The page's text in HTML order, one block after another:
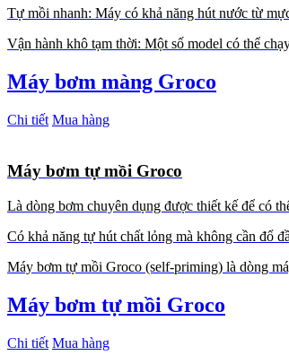
Tự mồi nhanh: Máy có khả năng hút nước từ
Vận hành khô tạm thời: Một số model có thể
Máy bơm màng Groco
Chi tiết Mua hàng
Máy bơm tự mồi Groco
Là dòng bơm chuyên dụng được thiết kế để có
Có khả năng tự hút chất lỏng mà không cần đổ
Máy bơm tự mồi Groco (self-priming) là dòng
Máy bơm tự mồi Groco
Chi tiết Mua hàng